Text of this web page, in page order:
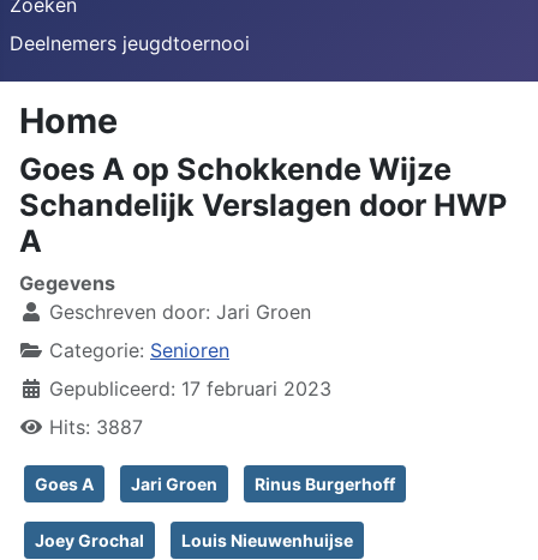
Deelnemers jeugdtoernooi
Home
Goes A op Schokkende Wijze
Schandelijk Verslagen door HWP
A
Gegevens
Geschreven door: Jari Groen
Categorie: Senioren
Gepubliceerd: 17 februari 2023
Hits: 3887
Goes A Jari Groen Rinus Burgerhoff
Joey Grochal Louis Nieuwenhuijse